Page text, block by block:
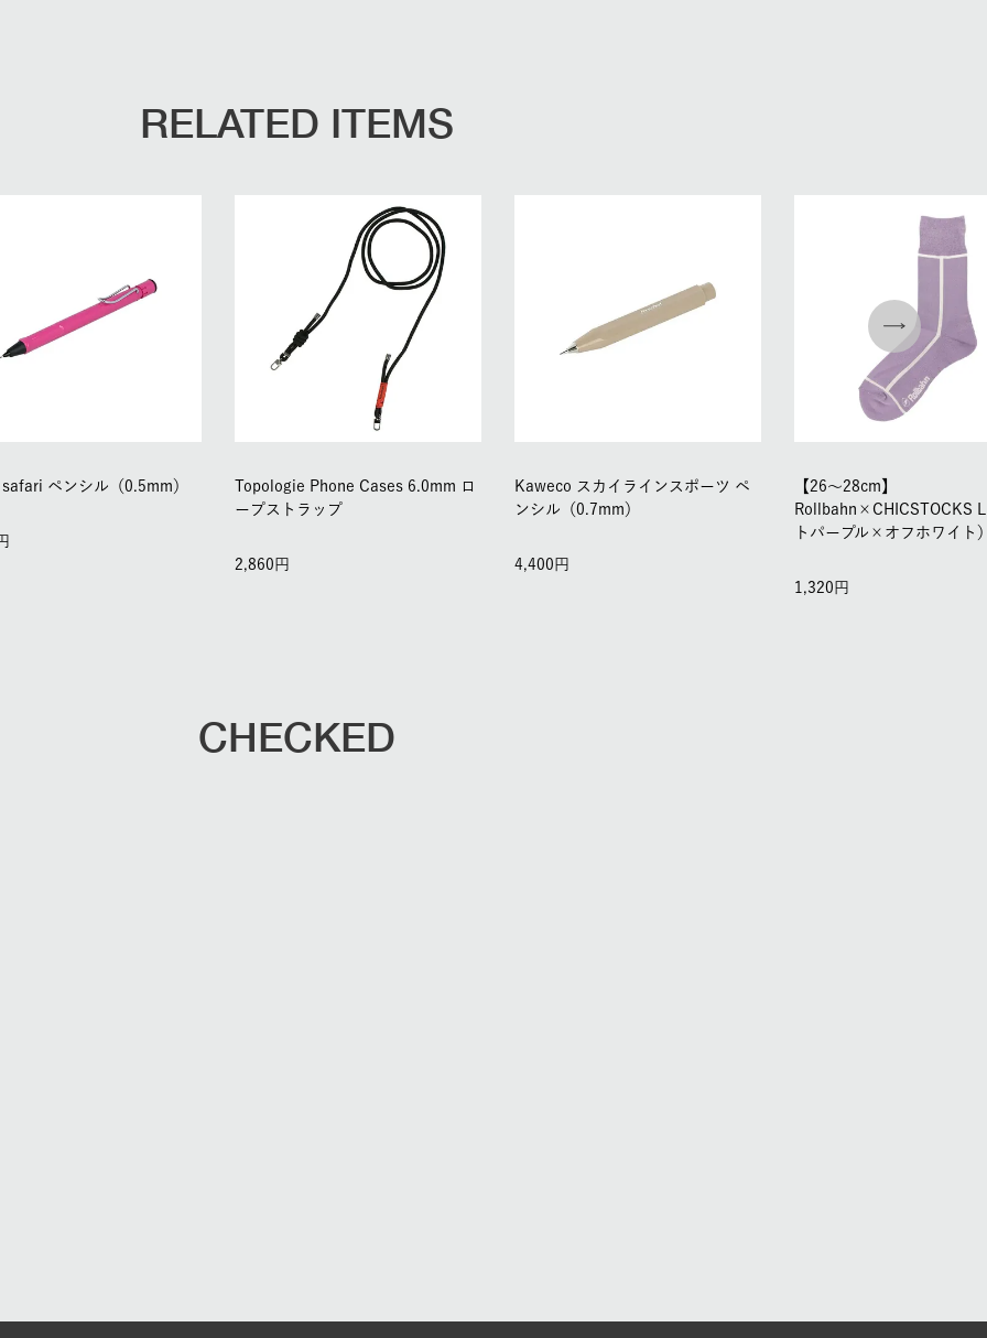
RELATED ITEMS
ペンシル（0.5mm）
Topologie Phone Cases 6.0mm ロ
ープストラップ
2,860
Kaweco スカイラインスポーツ ペ
ンシル（0.7mm）
4,400
【26～28cm】
Rollbahn×CHICSTOCKS
トパープル×オフホワイト
1,320
CHECKED